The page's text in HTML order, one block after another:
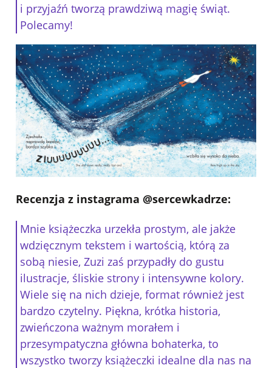
i przyjaźń tworzą prawdziwą magię świąt.
Polecamy!
Recenzja z instagrama @sercewkadrze:
Mnie książeczka urzekła prostym, ale jakże
wdzięcznym tekstem i wartością, którą za
sobą niesie, Zuzi zaś przypadły do gustu
ilustracje, śliskie strony i intensywne kolory.
Wiele się na nich dzieje, format również jest
bardzo czytelny. Piękna, krótka historia,
zwieńczona ważnym morałem i
przesympatyczna główna bohaterka, to
wszystko tworzy książeczki idealne dla nas na